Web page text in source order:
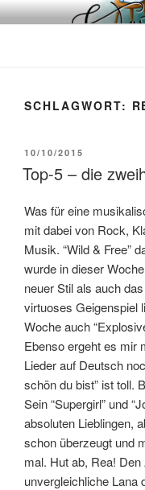
Zum
InhaltVon Büchern erzählen
SCHLAGWORT:
VERÖFFENTLICHT
AM
10/10/2015
Top-5 – die
Was für eine
mit dabei von Rock,
Musik. “Wild & Free”
wurde in dieser
neuer Stil als auch
virtuoses Geigenspiel
Woche auch
Ebenso ergeht es mir
Lieder auf Deutsch
schön du bist” ist toll.
Sein “Supergirl” und
absoluten Lieblingen,
schon überzeugt und
mal. Hut ab, Rea!
unvergleichliche Lana